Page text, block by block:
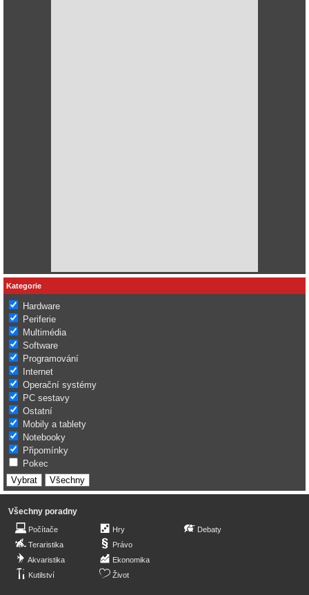
Kategorie
Hardware
Periferie
Multimédia
Software
Programování
Internet
Operační systémy
PC sestavy
Ostatní
Mobily a tablety
Notebooky
Připomínky
Pokec
Všechny poradny
Počítače
Teraristika
Akvaristika
Kutilství
Hry
Právo
Ekonomika
Život
Debaty